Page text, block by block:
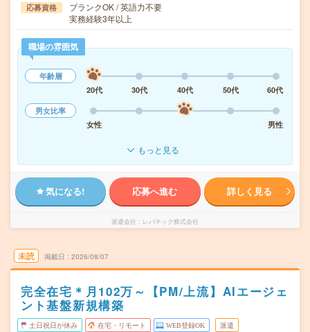
応募資格
ブランクOK / 英語力不要
実務経験3年以上
職場の雰囲気
年齢層
20代
30代 40代 50代
60代
男女比率
女性
男性
もっと見る
気になる! 応募へ進む 詳しく見る
派遣会社 レバテック株式会社
未読 掲載日 2026/08/07
完全在宅＊月102万～【PM/上流】AIエージェ
ント基盤新規構築
土日祝日が休み 在宅・リモート WEB登録OK 派遣